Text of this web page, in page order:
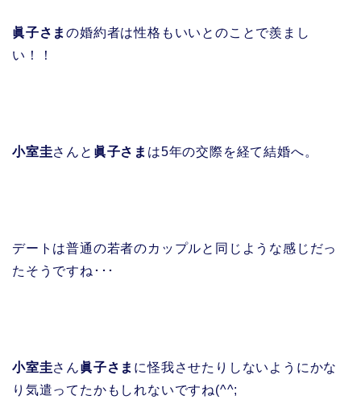
眞子さまの婚約者は性格もいいとのことで羨まし
い！！
小室圭さんと 眞子さま は5年の交際を経て結婚へ。
デートは普通の若者のカップルと同じような感じだっ
たそうですね･･･
小室圭さん眞子さま に怪我させたりしないようにかな
り気遣ってたかもしれないですね(^^;